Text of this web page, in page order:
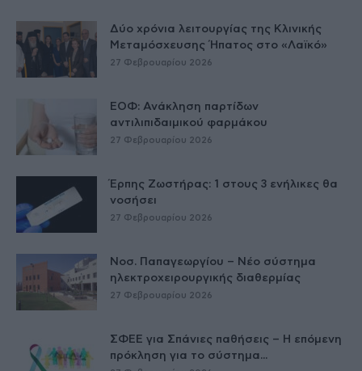
Δύο χρόνια λειτουργίας της Κλινικής
Μεταμόσχευσης Ήπατος στο «Λαϊκό»
27 Φεβρουαρίου 2026
ΕΟΦ: Ανάκληση παρτίδων
αντιλιπιδαιμικού φαρμάκου
27 Φεβρουαρίου 2026
Έρπης Ζωστήρας: 1 στους 3 ενήλικες θα
νοσήσει
27 Φεβρουαρίου 2026
Νοσ. Παπαγεωργίου – Νέο σύστημα
ηλεκτροχειρουργικής διαθερμίας
27 Φεβρουαρίου 2026
ΣΦΕΕ για Σπάνιες παθήσεις – Η επόμενη
πρόκληση για το σύστημα...